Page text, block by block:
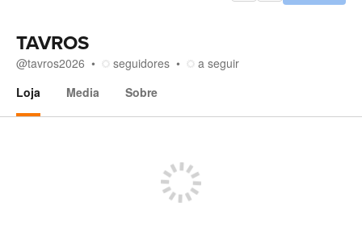
TAVROS
@tavros2026 seguidores
a seguir
Loja
Media Sobre